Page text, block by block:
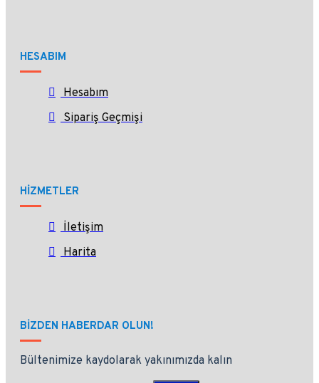
HESABIM
Hesabım
Sipariş Geçmişi
HİZMETLER
İletişim
Harita
BIZDEN HABERDAR OLUN!
Bültenimize kaydolarak yakınımızda kalın